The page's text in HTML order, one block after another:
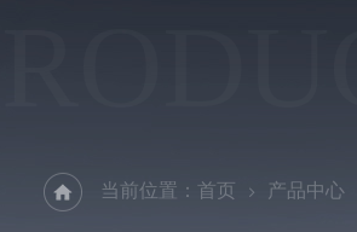
当前位置： 首页 产品中心